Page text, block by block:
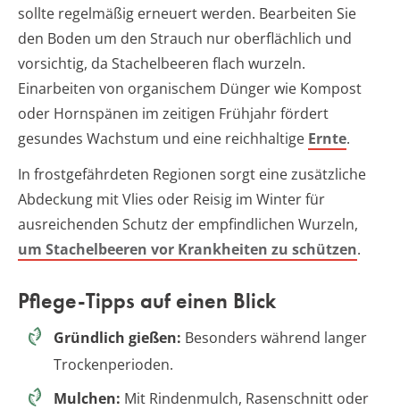
sollte regelmäßig erneuert werden. Bearbeiten Sie
den Boden um den Strauch nur oberflächlich und
vorsichtig, da Stachelbeeren flach wurzeln.
Einarbeiten von organischem Dünger wie Kompost
oder Hornspänen im zeitigen Frühjahr fördert
gesundes Wachstum und eine reichhaltige Ernte.
In frostgefährdeten Regionen sorgt eine zusätzliche
Abdeckung mit Vlies oder Reisig im Winter für
ausreichenden Schutz der empfindlichen Wurzeln,
um Stachelbeeren vor Krankheiten zu schützen.
Pflege-Tipps auf einen Blick
Gründlich gießen: Besonders während langer
Trockenperioden.
Mulchen: Mit Rindenmulch, Rasenschnitt oder